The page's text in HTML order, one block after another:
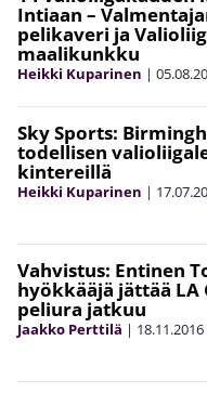
Intiaan –
pelikaveri ja
maalikunkku
Heikki Kuparinen |
Sky Sports:
todellisen
kintereillä
Heikki Kuparinen |
Vahvistus: Entinen
hyökkääjä jättää LA
peliura jatkuu
Jaakko Perttilä | 18.11.2016